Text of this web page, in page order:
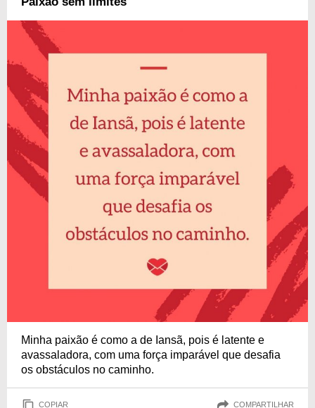
Minha paixão é como a de Iansã, pois é latente e
avassaladora, com uma força imparável que desafia
os obstáculos no caminho.
COPIAR COMPARTILHAR